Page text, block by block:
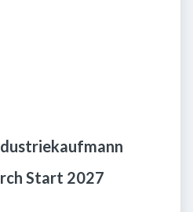
Start 2027